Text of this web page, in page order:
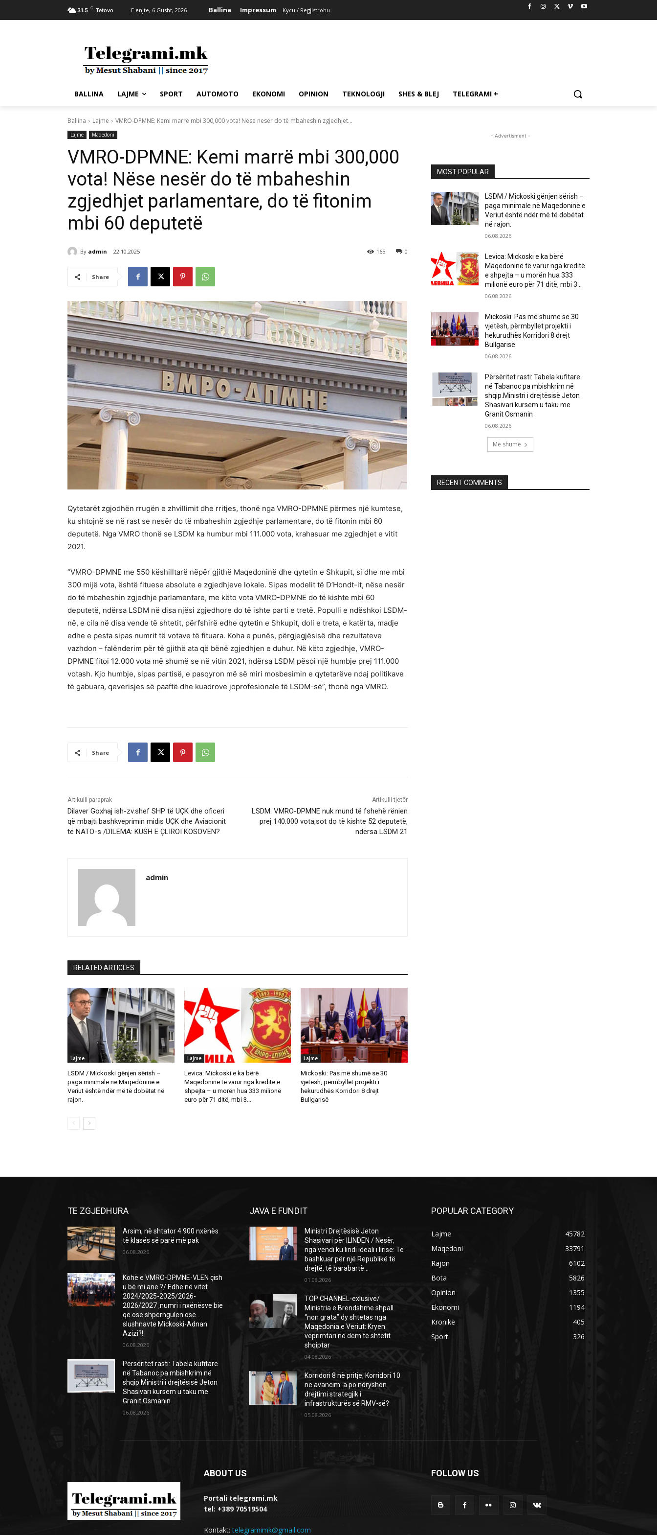
31.5 C Tetovo E enjte, 6 Gusht, 2026 Ballina Impressum Kycu / Regjistrohu
BALLINA LAJME SPORT AUTOMOTO EKONOMI OPINION TEKNOLOGJI SHES & BLEJ TELEGRAMI +
Ballina Lajme VMRO-DPMNE: Kemi marrë mbi 300,000 vota! Nëse nesër do të mbaheshin zgjedhjet...
Lajme Maqedoni
VMRO-DPMNE: Kemi marrë mbi 300,000
vota! Nëse nesër do të mbaheshin
zgjedhjet parlamentare, do të fitonim
mbi 60 deputetë
By admin 22.10.2025 0
165
Share
Qytetarët zgjodhën rrugën e zhvillimit dhe rritjes, thonë nga VMRO-DPMNE përmes një kumtese,
ku shtojnë se në rast se nesër do të mbaheshin zgjedhje parlamentare, do të fitonin mbi 60
deputetë. Nga VMRO thonë se LSDM ka humbur mbi 111.000 vota, krahasuar me zgjedhjet e vitit
2021.
“VMRO-DPMNE me 550 këshilltarë nëpër gjithë Maqedoninë dhe qytetin e Shkupit, si dhe me mbi
300 mijë vota, është fituese absolute e zgjedhjeve lokale. Sipas modelit të D’Hondt-it, nëse nesër
do të mbaheshin zgjedhje parlamentare, me këto vota VMRO-DPMNE do të kishte mbi 60
deputetë, ndërsa LSDM në disa njësi zgjedhore do të ishte parti e tretë. Populli e ndëshkoi LSDM-
në, e cila në disa vende të shtetit, përfshirë edhe qytetin e Shkupit, doli e treta, e katërta, madje
edhe e pesta sipas numrit të votave të fituara. Koha e punës, përgjegjësisë dhe rezultateve
vazhdon – falënderim për të gjithë ata që bënë zgjedhjen e duhur. Në këto zgjedhje, VMRO-
DPMNE fitoi 12.000 vota më shumë se në vitin 2021, ndërsa LSDM pësoi një humbje prej 111.000
votash. Kjo humbje, sipas partisë, e pasqyron më së miri mosbesimin e qytetarëve ndaj politikave
të gabuara, qeverisjes së paaftë dhe kuadrove joprofesionale të LSDM-së”, thonë nga VMRO.
Share
Artikulli paraprak
Dilaver Goxhaj ish-zv.shef SHP të UÇK dhe oficeri
që mbajti bashkveprimin midis UÇK dhe Aviacionit
të NATO-s /DILEMA: KUSH E ÇLIROI KOSOVËN?
Artikulli tjetër
LSDM: VMRO-DPMNE nuk mund të fshehë rënien
prej 140.000 vota,sot do të kishte 52 deputetë,
ndërsa LSDM 21
admin
RELATED ARTICLES
Lajme
LSDM / Mickoski gënjen sërish –
paga minimale në Maqedoninë e
Veriut është ndër më të dobëtat në
rajon.
Lajme
Levica: Mickoski e ka bërë
Maqedoninë të varur nga kreditë e
shpejta – u morën hua 333 milionë
euro për 71 ditë, mbi 3...
Lajme
Mickoski: Pas më shumë se 30
vjetësh, përmbyllet projekti i
hekurudhës Korridori 8 drejt
Bullgarisë
- Advertisment -
MOST POPULAR
LSDM / Mickoski gënjen sërish –
paga minimale në Maqedoninë e
Veriut është ndër më të dobëtat
në rajon.
06.08.2026
Levica: Mickoski e ka bërë
Maqedoninë të varur nga kreditë
e shpejta – u morën hua 333
milionë euro për 71 ditë, mbi 3...
06.08.2026
Mickoski: Pas më shumë se 30
vjetësh, përmbyllet projekti i
hekurudhës Korridori 8 drejt
Bullgarisë
06.08.2026
Përsëritet rasti: Tabela kufitare
në Tabanoc pa mbishkrim në
shqip.Ministri i drejtësisë Jeton
Shasivari kursem u taku me
Granit Osmanin
06.08.2026
Më shumë
RECENT COMMENTS
TE ZGJEDHURA
Arsim, në shtator 4.900 nxënës
të klasës së parë më pak
06.08.2026
Kohë e VMRO-DPMNE-VLEN çish
u bë mi ane ?/ Edhe në vitet
2024/2025-2025/2026-
2026/2027 ,numri i nxënësve bie
që ose shpërngulen ose …
slushnavte Mickoski-Adnan
Azizi?!
06.08.2026
Përsëritet rasti: Tabela kufitare
në Tabanoc pa mbishkrim në
shqip.Ministri i drejtësisë Jeton
Shasivari kursem u taku me
Granit Osmanin
06.08.2026
JAVA E FUNDIT
Ministri Drejtësisë Jeton
Shasivari për ILINDEN / Nesër,
nga vendi ku lindi ideali i lirisë: Të
bashkuar për një Republikë të
drejtë, të barabartë...
01.08.2026
TOP CHANNEL-exlusive/
Ministria e Brendshme shpall
“non grata” dy shtetas nga
Maqedonia e Veriut: Kryen
veprimtari në dëm të shtetit
shqiptar
04.08.2026
Korridori 8 në pritje, Korridori 10
në avancim: a po ndryshon
drejtimi strategjik i
infrastrukturës së RMV-së?
05.08.2026
POPULAR CATEGORY
Lajme
45782
Maqedoni
33791
Rajon
6102
Bota
5826
Opinion
1355
Ekonomi
1194
Kronikë
405
Sport
326
ABOUT US
Portali telegrami.mk
tel: +389 70519504
Kontakt:telegramimk@gmail.com
FOLLOW US